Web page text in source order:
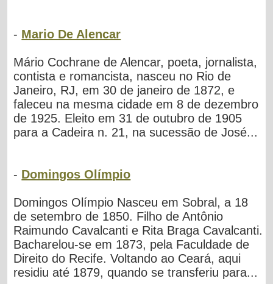
- Mario De Alencar
Mário Cochrane de Alencar, poeta, jornalista,
contista e romancista, nasceu no Rio de
Janeiro, RJ, em 30 de janeiro de 1872, e
faleceu na mesma cidade em 8 de dezembro
de 1925. Eleito em 31 de outubro de 1905
para a Cadeira n. 21, na sucessão de José...
- Domingos Olímpio
Domingos Olímpio Nasceu em Sobral, a 18
de setembro de 1850. Filho de Antônio
Raimundo Cavalcanti e Rita Braga Cavalcanti.
Bacharelou-se em 1873, pela Faculdade de
Direito do Recife. Voltando ao Ceará, aqui
residiu até 1879, quando se transferiu para...